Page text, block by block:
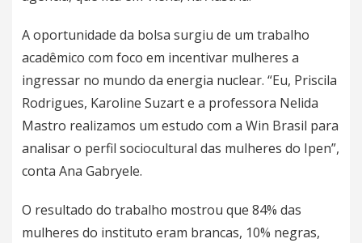
A oportunidade da bolsa surgiu de um trabalho
acadêmico com foco em incentivar mulheres a
ingressar no mundo da energia nuclear. “Eu, Priscila
Rodrigues, Karoline Suzart e a professora Nelida
Mastro realizamos um estudo com a Win Brasil para
analisar o perfil sociocultural das mulheres do Ipen”,
conta Ana Gabryele.
O resultado do trabalho mostrou que 84% das
mulheres do instituto eram brancas, 10% negras,